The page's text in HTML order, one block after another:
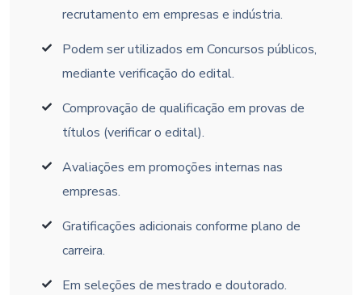
recrutamento em empresas e indústria.
Podem ser utilizados em Concursos públicos,
mediante verificação do edital.
Comprovação de qualificação em provas de
títulos (verificar o edital).
Avaliações em promoções internas nas
empresas.
Gratificações adicionais conforme plano de
carreira.
Em seleções de mestrado e doutorado.